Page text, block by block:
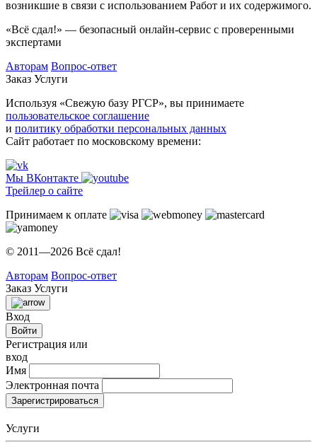
возникшие в связи с использованием Работ и их содержимого.
«Всё сдал!» — безопасный онлайн-сервис с проверенными
экспертами
Авторам Вопрос-ответ
Заказ Услуги
Используя «Свежую базу РГСР», вы принимаете
пользовательское соглашение
и политику обработки персональных данных
Сайт работает по московскому времени:
Мы ВКонтакте
Трейлер о сайте
Принимаем к оплате
© 2011—2026 Всё сдал!
Авторам Вопрос-ответ
Заказ Услуги
Вход
Войти
Регистрация или
вход
Имя
Электронная почта
Зарегистрироваться
Услуги